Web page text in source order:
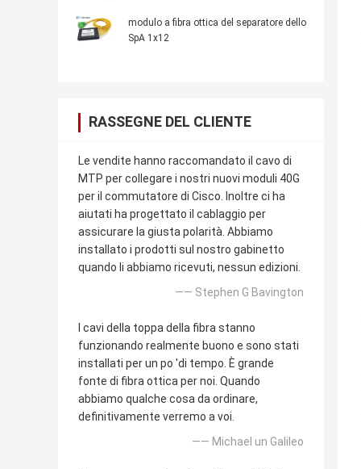
modulo a fibra ottica del separatore dello
SpA 1x12
RASSEGNE DEL CLIENTE
Le vendite hanno raccomandato il cavo di
MTP per collegare i nostri nuovi moduli 40G
per il commutatore di Cisco. Inoltre ci ha
aiutati ha progettato il cablaggio per
assicurare la giusta polarità. Abbiamo
installato i prodotti sul nostro gabinetto
quando li abbiamo ricevuti, nessun edizioni.
—— Stephen G Bavington
I cavi della toppa della fibra stanno
funzionando realmente buono e sono stati
installati per un po 'di tempo. È grande
fonte di fibra ottica per noi. Quando
abbiamo qualche cosa da ordinare,
definitivamente verremo a voi.
—— Michael un Galileo